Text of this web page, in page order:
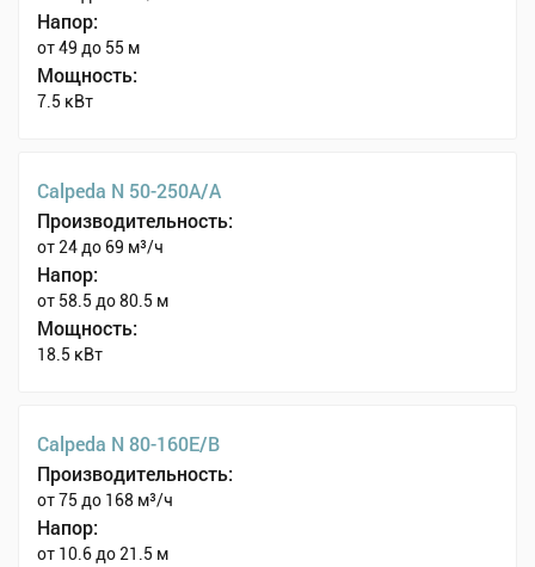
Напор:
от 49 до 55 м
Мощность:
7.5 кВт
Calpeda N 50-250A/A
Производительность:
от 24 до 69 м³/ч
Напор:
от 58.5 до 80.5 м
Мощность:
18.5 кВт
Calpeda N 80-160E/B
Производительность:
от 75 до 168 м³/ч
Напор:
от 10.6 до 21.5 м